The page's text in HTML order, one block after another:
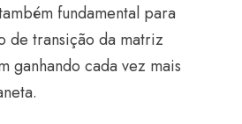
fundamental para
de transição da matriz
ganhando cada vez mais